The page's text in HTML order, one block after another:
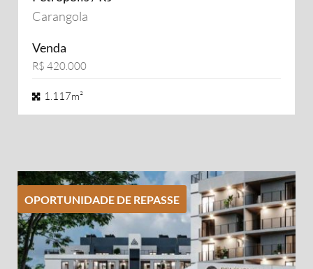
Carangola
Venda
R$ 420.000
1.117m²
OPORTUNIDADE DE REPASSE